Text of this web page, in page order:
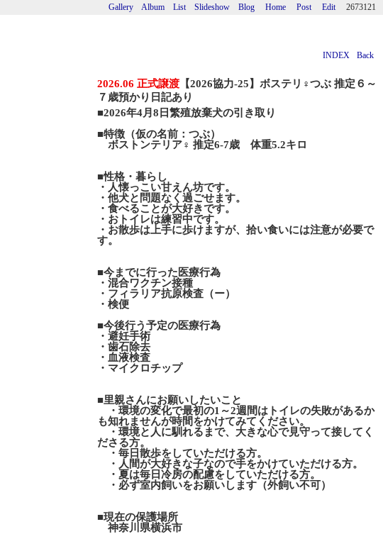
Home Post Edit 2673121
Gallery Album List Slideshow Blog
INDEX Back
2026.06 正式譲渡 【2026協力-25】ボステリ♀つぶ 推定６～
７歳預かり日記あり
■2026年4月8日繁殖放棄犬の引き取り
■特徴（仮の名前：つぶ）
ボストンテリア♀ 推定6-7歳 体重5.2キロ
■性格・暮らし
・人懐っこい甘えん坊です。
・他犬と問題なく過ごせます。
・食べることが大好きです。
・おトイレは練習中です。
・お散歩は上手に歩けますが、拾い食いには注意が必要で
す。
■今までに行った医療行為
・混合ワクチン接種
・フィラリア抗原検査（ー）
・検便
■今後行う予定の医療行為
・避妊手術
・歯石除去
・血液検査
・マイクロチップ
■里親さんにお願いしたいこと
・環境の変化で最初の1～2週間はトイレの失敗があるか
も知れませんが時間をかけてみてください。
・環境と人に馴れるまで、大きな心で見守って接してく
ださる方。
・毎日散歩をしていただける方。
・人間が大好きな子なので手をかけていただける方。
・夏は毎日冷房の配慮をしていただける方。
・必ず室内飼いをお願いします（外飼い不可）
■現在の保護場所
神奈川県横浜市